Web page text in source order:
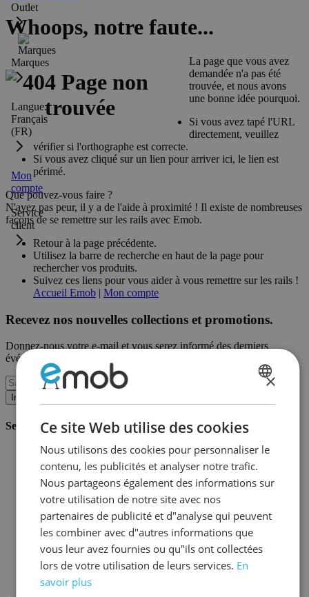
Outlet
Marques
Langue:
Français
(FR)
Mon
compte
Service
client
Whoops, notre faute...
La page que vous avez
demandée n'a pas été
trouvée, et nous avons
une bonne idée pourquoi.
Si vous avez tapé l'URL
directement, veuillez
vérifier si l'orthographe est correcte.
Si vous avez cliqué sur un lien pour arriver ici, le lien est
périmé.
Que pouvez-vous faire ?
N'ayez pas peur, il y a de l'aide à proximité ! Il existe de nombreuses
façons de se remettre sur les rails avec Emob.
Retour à la page précédente.
Utilisez la barre de recherche en haut de la page pour
rechercher vos produits.
Suivez ces liens pour vous aider à vous remettre sur les rails !
Accueil Emob | Mon compte
Recevez nos nouvelles collections et promotions.
Donnez-nous votre e-mail et vous serez informé des derniers
événements sur une base mensuelle.
Inscription
Service client
Commander chez Emob
Modalités de paiement
Livraison et expédition
Service et garantie
Annuler ou retourner
Réclamations
Astuces de montage
Conseils d'entretien
Mot de passe oublié?
FAQ
Stockage & Fulfilment
×
Ce site Web utilise des cookies
Nous utilisons des cookies pour personnaliser le
contenu, les publicités et analyser notre trafic.
Nous partageons également des informations sur
votre utilisation de notre site avec nos
partenaires de publicité et d"analyse qui peuvent
les combiner avec d"autres informations que
vous leur avez fournies ou qu"ils ont collectées
lors de votre utilisation de leurs services. En
savoir plus